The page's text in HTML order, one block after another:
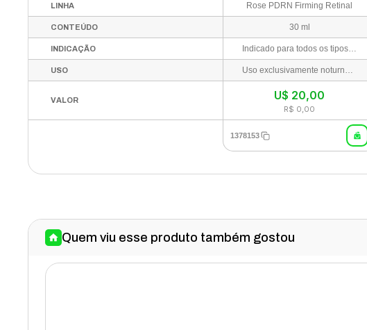
LINHA Rose PDRN Firming Retinal
CONTEÚDO 30 ml
INDICAÇÃO Indicado para todos os tipos de pele (com introdução gradual), especialmente peles com sinais visíveis de envelhecimento, rugas profundas, flacidez, perda de elasticidade ou textura irregular.
USO Uso exclusivamente noturno. Aplicar uma pequena quantidade (tamanho de uma ervilha) no rosto limpo e seco. Iniciar o uso de 2 a 3 vezes por semana e aumentar gradualmente. Uso obrigatório de protetor solar alto na manhã seguinte.
VALOR U$ 20,00
R$ 0,00
1378153
Quem viu esse produto também gostou